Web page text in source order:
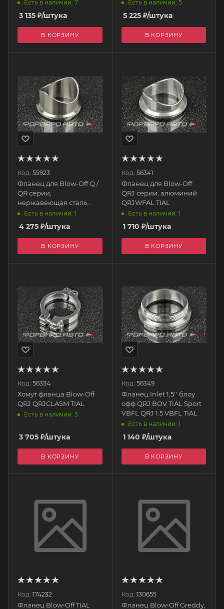
Есть в наличии: 7
3 135 ₽/штука
В КОРЗИНУ
Есть в наличии: 5
5 225₽/штука
В КОРЗИНУ
Код: 55923
Фланец для Blow-Off Q /
QR серии,
нержавеющая сталь
BVWFSS TIAL
Есть в наличии: 1
4 275 ₽/штука
В КОРЗИНУ
Код: 56341
Фланец для Blow-Off
QRJ серии, алюминий
QRJWFAL TIAL
Есть в наличии: 1
1 710 ₽/штука
В КОРЗИНУ
Код: 56334
Хомут фланца Blow-Off
QRJ QRJCLASM TIAL
Есть в наличии: 3
3 705 ₽/штука
В КОРЗИНУ
Код: 56349
Фланец Inlet 1,5'' блоу
офф QRJ BOV TiAL Sport
VBFL QRJ 1.5 VBFL TIAL
Есть в наличии: 1
1 140 ₽/штука
В КОРЗИНУ
Код: 174232
Фланец Blow-Off TIAL
Код: 130655
Фланец Blow-Off Greddy,